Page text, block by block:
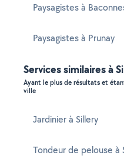
Paysagistes à
Paysagistes à Prunay
Services similaires à
Ayant le plus de résultats et
ville
Jardinier à Sillery
Tondeur de pelouse à